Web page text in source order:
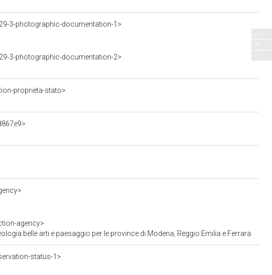
3-photographic-documentation-1>
3-photographic-documentation-2>
proprieta-stato>
agency>
belle arti e paesaggio per le province di Modena, Reggio Emilia e Ferrara
status-1>